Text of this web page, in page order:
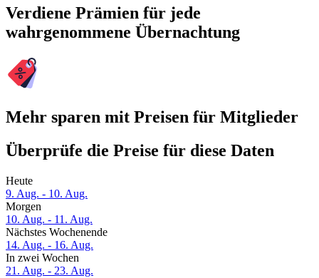
Verdiene Prämien für jede
wahrgenommene Übernachtung
Mehr sparen mit Preisen für Mitglieder
Überprüfe die Preise für diese Daten
Heute
9. Aug. - 10. Aug.
Morgen
10. Aug. - 11. Aug.
Nächstes Wochenende
14. Aug. - 16. Aug.
In zwei Wochen
21. Aug. - 23. Aug.